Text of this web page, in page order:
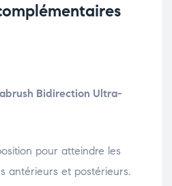
Bidirection Ultra-
pour atteindre les
antérieurs et postérieurs.